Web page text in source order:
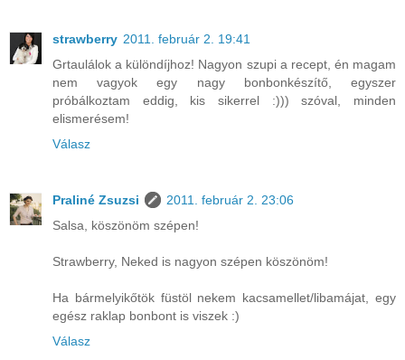
strawberry 2011. február 2. 19:41
Grtaulálok a különdíjhoz! Nagyon szupi a recept, én magam
nem vagyok egy nagy bonbonkészítő, egyszer
próbálkoztam eddig, kis sikerrel :))) szóval, minden
elismerésem!
Válasz
Praliné Zsuzsi
2011. február 2. 23:06
Salsa, köszönöm szépen!
Strawberry, Neked is nagyon szépen köszönöm!
Ha bármelyikőtök füstöl nekem kacsamellet/libamájat, egy
egész raklap bonbont is viszek :)
Válasz